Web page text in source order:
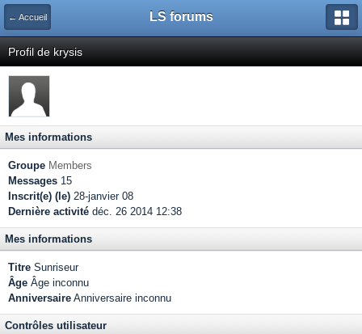
← Accueil LS forums
Profil de krysis
Mes informations
Groupe Members
Messages 15
Inscrit(e) (le) 28-janvier 08
Dernière activité déc. 26 2014 12:38
Mes informations
Titre Sunriseur
Âge Âge inconnu
Anniversaire Anniversaire inconnu
Contrôles utilisateur